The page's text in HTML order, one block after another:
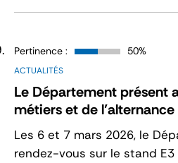
ACTUALITÉS
Le Département présent
métiers et de l’alternance
Pertinence : 50%
Les 6 et 7 mars 2026, le
rendez-vous sur le stand